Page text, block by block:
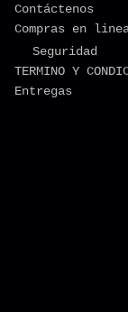
Contáctenos
Compras en
Seguridad
TERMINO Y
Entregas